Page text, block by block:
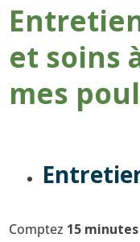
et soins
mes
Comptez 15